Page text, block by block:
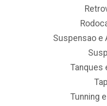
Suspensao e
Tanques
Tunning